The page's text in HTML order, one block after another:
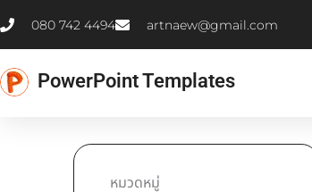
to
080 742 4494 artnaew@gmail.com
PowerPoint Templates
หมวดหมู่